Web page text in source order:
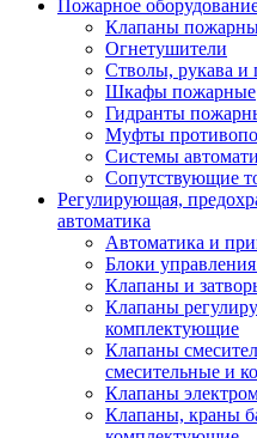
Пожарное
Клапаны
Огнетушители
Стволы, рукава и
Шкафы пожарные
Гидранты
Муфты
Системы
Сопутствующие
Регулирующая,
автоматика
Автоматика и
Блоки
Клапаны и
Клапаны
комплектующие
Клапаны
смесительные и
Клапаны
Клапаны, краны